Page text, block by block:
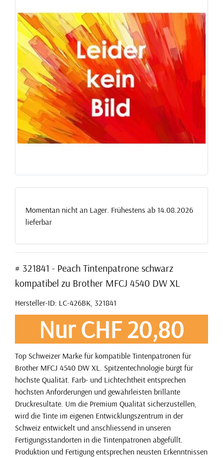
Momentan nicht an Lager. Frühestens ab 14.08.2026
lieferbar
# 321841 - Peach Tintenpatrone schwarz
kompatibel zu Brother MFCJ 4540 DW XL
Hersteller-ID: LC-426BK, 321841
Nur CHF 20,80
Top Schweizer Marke für kompatible Tintenpatronen für
Brother MFCJ 4540 DW XL. Spitzentechnologie bürgt für
höchste Qualität. Farb- und Lichtechtheit entsprechen
höchsten Anforderungen und gewährleisten brillante
Druckresultate. Um die Premium Qualität sicherzustellen,
wird die Tinte im eigenen Entwicklungszentrum in der
Schweiz entwickelt und anschliessend in unseren
Fertigungsstandorten in die Tintenpatronen abgefüllt.
Produktion und Fertigung entsprechen neusten Erkenntnissen